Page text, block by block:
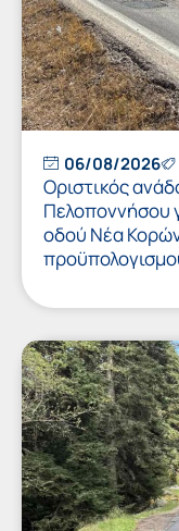
06/08/2026
Οριστικός
Πελοποννήσου
οδού Νέα